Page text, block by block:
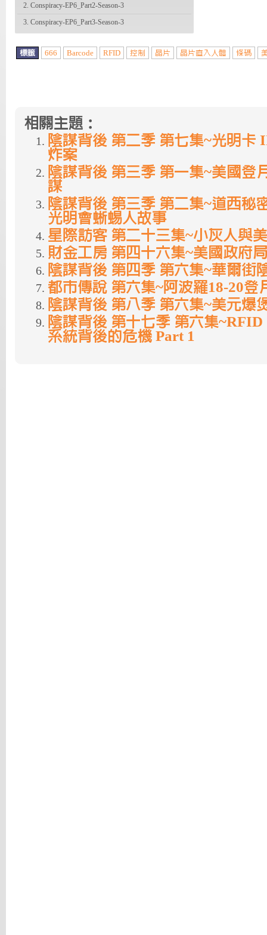
2. Conspiracy-EP6_Part2-Season-3
3. Conspiracy-EP6_Part3-Season-3
標籤 666 Barcode RFID 控制 晶片 晶片直入人體 條碼
相關主題：
陰謀背後 第二季 第七集~光明卡
炸案
陰謀背後 第三季 第一集~美國登
謀
陰謀背後 第三季 第二集~道西秘
光明會蜥蜴人故事
星際訪客 第二十三集~小灰人與
財金工房 第四十六集~美國政府
陰謀背後 第四季 第六集~華爾街
都市傳說 第六集~阿波羅18-20登
陰謀背後 第八季 第六集~美元爆
陰謀背後 第十七季 第六集
系統背後的危機 Part 1